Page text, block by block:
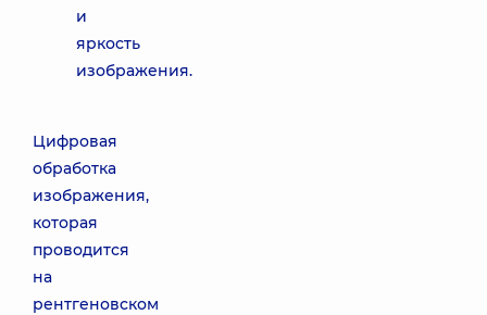
и
яркость
изображения.
Цифровая
обработка
изображения,
которая
проводится
на
рентгеновском